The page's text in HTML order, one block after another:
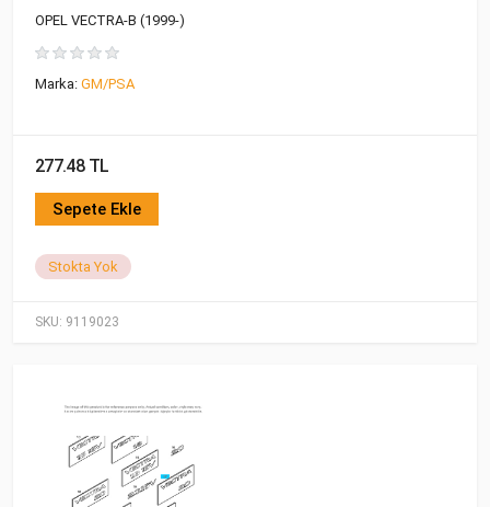
SKU: 9119023
OPEL VECTRA-B (1999-)
Marka: GM/PSA
277.48 TL
Sepete Ekle
Stokta Yok